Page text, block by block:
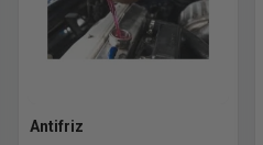
Antifriz